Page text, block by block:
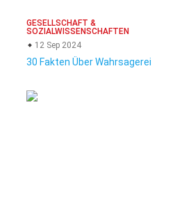
GESELLSCHAFT &
SOZIALWISSENSCHAFTEN
12 Sep 2024
30 Fakten Über Wahrsagerei